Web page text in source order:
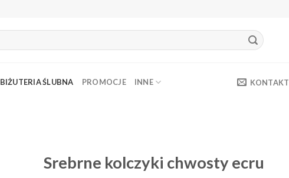
BIŻUTERIA ŚLUBNA PROMOCJE INNE KONTAKT
Srebrne kolczyki chwosty ecru